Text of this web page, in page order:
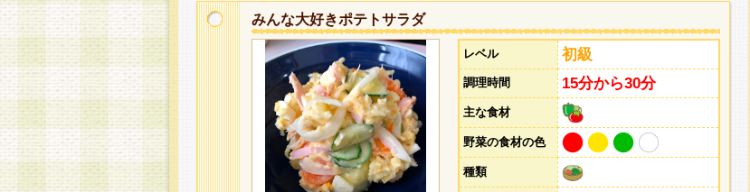
みんな大好きポテトサラダ
レベル 初級
調理時間 15分から30分
主な食材
野菜の食材の色
種類